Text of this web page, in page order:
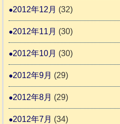
2012年12月 (32)
2012年11月 (30)
2012年10月 (30)
2012年9月 (29)
2012年8月 (29)
2012年7月 (34)